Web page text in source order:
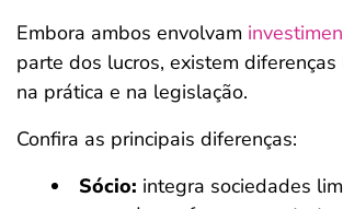
Embora ambos envolvam
parte dos lucros, existem
na prática e na legislação.
Confira as principais diferenças:
Sócio: integra sociedades